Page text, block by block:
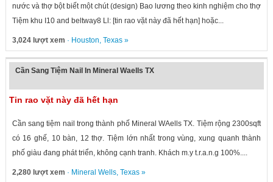
nước và thợ bột biết một chút (design) Bao lương theo kinh nghiệm cho thợ
Tiệm khu I10 and beltway8 Ll: [tin rao vặt này đã hết hạn] hoặc...
3,024 lượt xem · Houston, Texas»
Cần Sang Tiệm Nail In Mineral Waells TX
Tin rao vặt này đã hết hạn
Cần sang tiệm nail trong thành phố Mineral WAells TX. Tiệm rộng 2300sqft
có 16 ghế, 10 bàn, 12 thợ. Tiệm lớn nhất trong vùng, xung quanh thành
phố giàu đang phát triển, không cạnh tranh. Khách m.y t.r.a.n.g 100%....
2,280 lượt xem · Mineral Wells, Texas»